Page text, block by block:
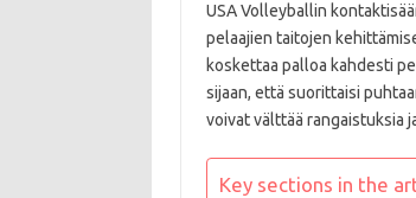
USA Volleyballin
pelaajien taitojen
koskettaa palloa kahdesti
sijaan, että suorittaisi
voivat välttää rangaistuksia
Key sections in the